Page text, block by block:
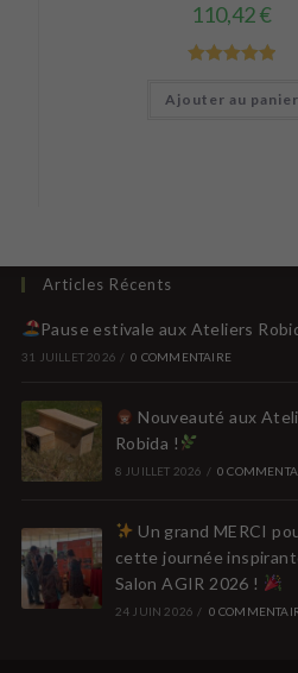
110,42€
sur 5
Ajouter au panier
Articles Récents
Pause estivale aux Ateliers
31 JUILLET 2026 / 0 COMMENTAIRE
Nouveauté aux
Robida !
8 JUILLET 2026 / 0
Un grand MERCI
cette journée
Salon AGIR 2026 !
24 JUIN 2026 / 0